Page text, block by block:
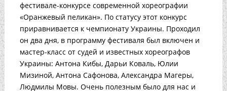
фестивале-конкурсе современной хореографии
«Оранжевый пеликан». По статусу этот конкурс
приравнивается к чемпионату Украины. Проходил
он два дня, в программу фестиваля был включен и
мастер-класс от судей и известных хореографов
Украины: Антона Кибы, Дарьи Коваль, Юлии
Мизиной, Антона Сафонова, Александра Магеры,
Людмилы Мовы. Очень полезным было для нас и